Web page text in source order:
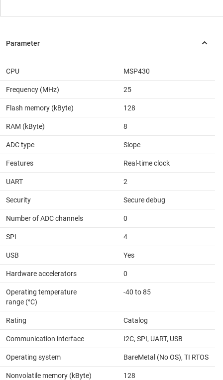
CPU MSP430
Frequency (MHz) 25
Flash memory (kByte) 128
RAM (kByte) 8
ADC type Slope
Features Real-time clock
UART 2
Security Secure debug
Number of ADC channels 0
SPI 4
USB Yes
Hardware accelerators 0
Operating temperature
range (°C)
-40 to 85
Rating Catalog
Communication interface I2C, SPI, UART, USB
Operating system BareMetal (No OS), TI RTOS
Nonvolatile memory (kByte) 128